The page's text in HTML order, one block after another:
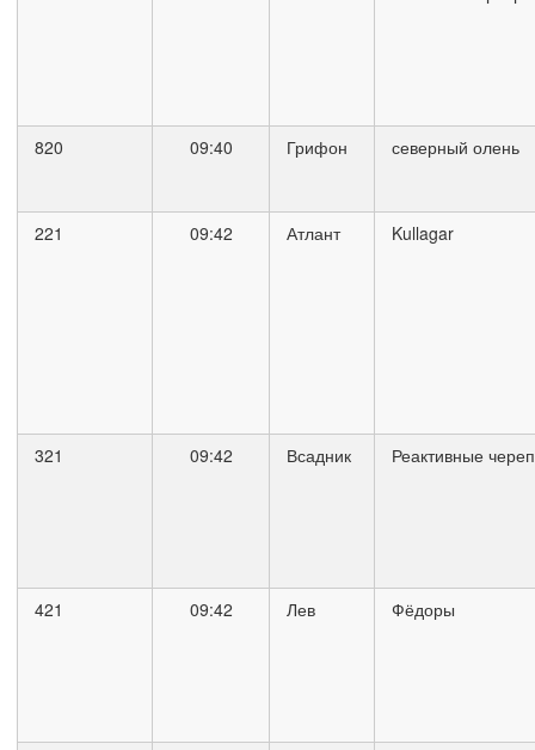
820 09:40 Грифон северный олень
221 09:42 Атлант Kullagar
321 09:42 Всадник Реактивные
421 09:42 Лев Фёдоры